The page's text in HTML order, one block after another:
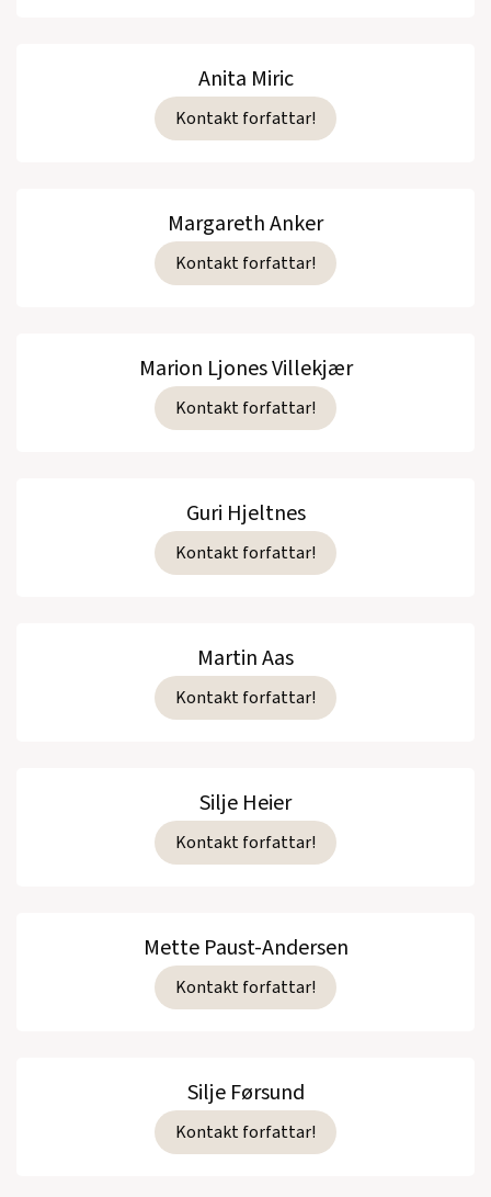
Anita Miric
Kontakt forfattar!
Margareth Anker
Kontakt forfattar!
Marion Ljones Villekjær
Kontakt forfattar!
Guri Hjeltnes
Kontakt forfattar!
Martin Aas
Kontakt forfattar!
Silje Heier
Kontakt forfattar!
Mette Paust-Andersen
Kontakt forfattar!
Silje Førsund
Kontakt forfattar!